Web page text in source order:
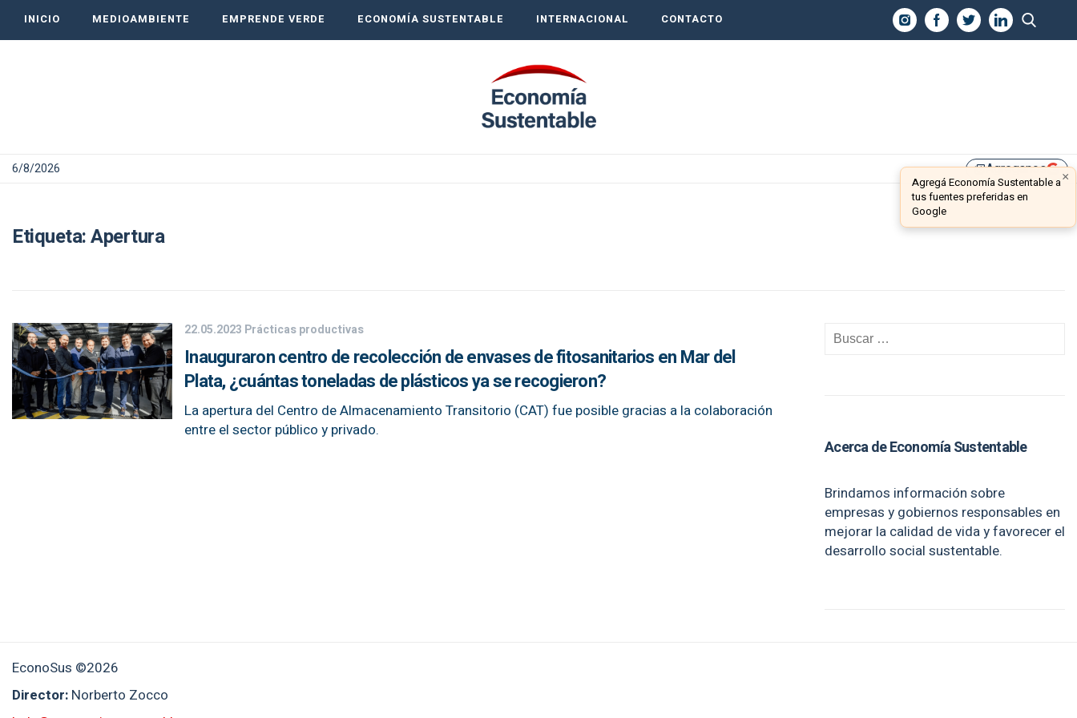
INICIO MEDIOAMBIENTE EMPRENDE VERDE ECONOMÍA SUSTENTABLE INTERNACIONAL CONTACTO
6/8/2026 library_addAgreganos ×
Agregá Economía Sustentable a
tus fuentes preferidas en
Google
Etiqueta:Apertura
22.05.2023 Prácticas productivas
Inauguraron centro de recolección de envases de fitosanitarios en Mar del
Plata, ¿cuántas toneladas de plásticos ya se recogieron?
La apertura del Centro de Almacenamiento Transitorio (CAT) fue posible gracias a la colaboración
entre el sector público y privado.
Acerca de Economía Sustentable
Brindamos información sobre
empresas y gobiernos responsables en
mejorar la calidad de vida y favorecer el
desarrollo social sustentable.
EconoSus ©2026
Director: Norberto Zocco